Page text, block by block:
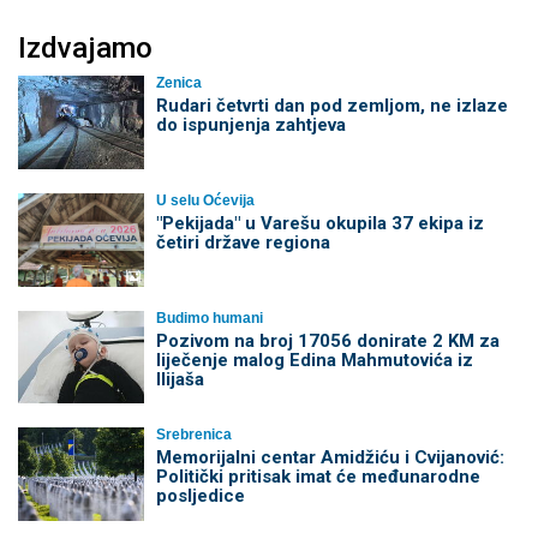
Izdvajamo
Zenica
Rudari četvrti dan pod zemljom, ne izlaze
do ispunjenja zahtjeva
U selu Oćevija
"Pekijada" u Varešu okupila 37 ekipa iz
četiri države regiona
Budimo humani
Pozivom na broj 17056 donirate 2 KM za
liječenje malog Edina Mahmutovića iz
Ilijaša
Srebrenica
Memorijalni centar Amidžiću i Cvijanović:
Politički pritisak imat će međunarodne
posljedice